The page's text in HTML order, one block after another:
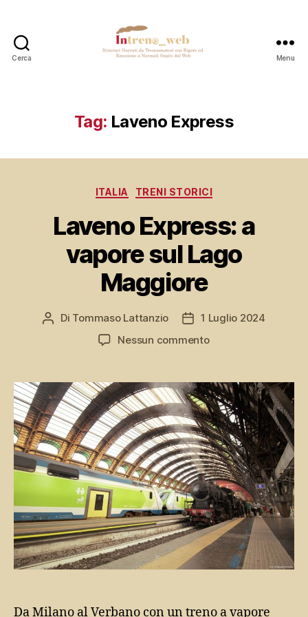
Cerca Menu
Tag: Laveno Express
Categorie
ITALIA TRENI STORICI
Laveno Express: a
vapore sul Lago
Maggiore
Autore
Di Tommaso Lattanzio
Data
dell'articolo
1 Luglio 2024
Nessun commentosu
a
vapore
sul
Lago
Maggiore
Da Milano al Verbano con un treno a vapore